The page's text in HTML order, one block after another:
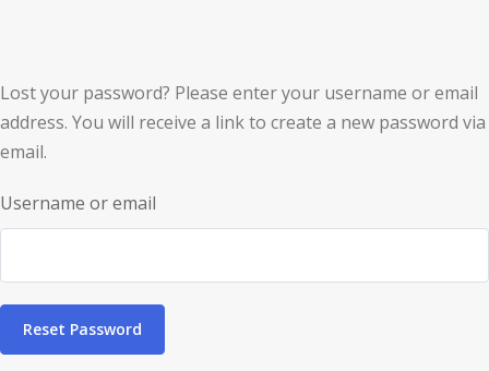
Lost your password? Please enter your username or email
address. You will receive a link to create a new password via
email.
Username or email
Reset Password